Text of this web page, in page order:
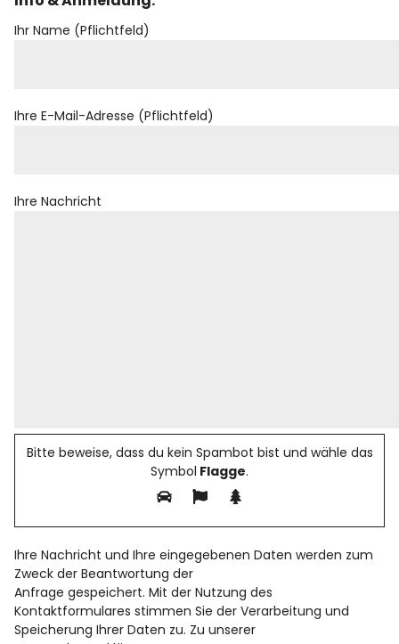
Ihr Name (Pflichtfeld)
Ihre E-Mail-Adresse (Pflichtfeld)
Ihre Nachricht
Bitte beweise, dass du kein Spambot bist und wähle das
Symbol Flagge.
Ihre Nachricht und Ihre eingegebenen Daten werden zum
Zweck der Beantwortung der
Anfrage gespeichert. Mit der Nutzung des
Kontaktformulares stimmen Sie der Verarbeitung und
Speicherung Ihrer Daten zu. Zu unserer